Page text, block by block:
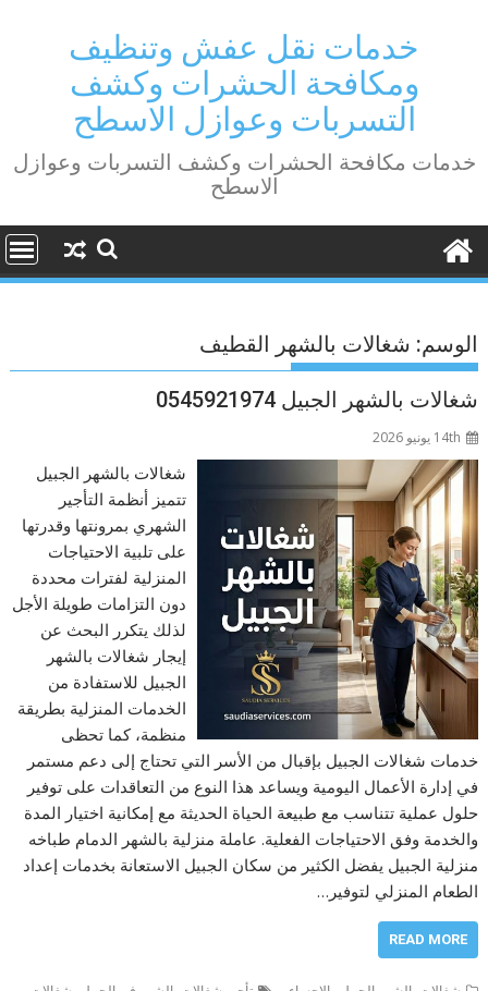
خدمات نقل عفش وتنظيف
ومكافحة الحشرات وكشف
التسربات وعوازل الاسطح
خدمات مكافحة الحشرات وكشف التسربات وعوازل
الاسطح
الوسم: شغالات بالشهر القطيف
شغالات بالشهر الجبيل 0545921974
14th يونيو 2026
شغالات بالشهر الجبيل
تتميز أنظمة التأجير
الشهري بمرونتها وقدرتها
على تلبية الاحتياجات
المنزلية لفترات محددة
دون التزامات طويلة الأجل
لذلك يتكرر البحث عن
إيجار شغالات بالشهر
الجبيل للاستفادة من
الخدمات المنزلية بطريقة
منظمة، كما تحظى
خدمات شغالات الجبيل بإقبال من الأسر التي تحتاج إلى دعم مستمر
في إدارة الأعمال اليومية ويساعد هذا النوع من التعاقدات على توفير
حلول عملية تتناسب مع طبيعة الحياة الحديثة مع إمكانية اختيار المدة
والخدمة وفق الاحتياجات الفعلية. عاملة منزلية بالشهر الدمام طباخه
منزلية الجبيل يفضل الكثير من سكان الجبيل الاستعانة بخدمات إعداد
الطعام المنزلي لتوفير…
READ MORE